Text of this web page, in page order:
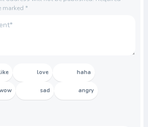
marked *
love haha
sad angry